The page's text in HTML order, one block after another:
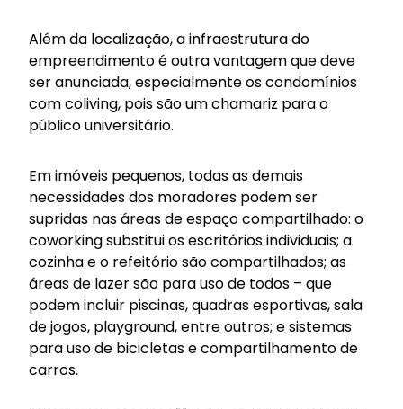
Além da localização, a infraestrutura do
empreendimento é outra vantagem que deve
ser anunciada, especialmente os condomínios
comcoliving, pois são um chamariz para o
público universitário.
Em imóveis pequenos, todas as demais
necessidades dos moradores podem ser
supridas nas áreas de espaço compartilhado: o
coworking substitui os escritórios individuais; a
cozinha e o refeitório são compartilhados; as
áreas de lazer são para uso de todos – que
podem incluir piscinas, quadras esportivas, sala
de jogos, playground, entre outros; e sistemas
para uso de bicicletas e compartilhamento de
carros.